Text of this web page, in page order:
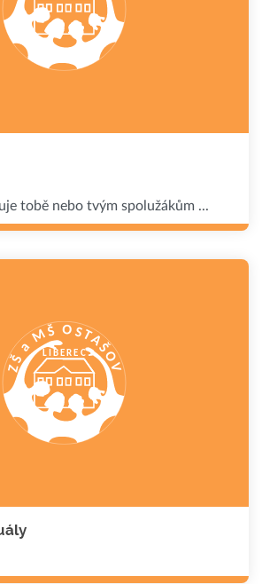
tobě nebo tvým spolužákům ...